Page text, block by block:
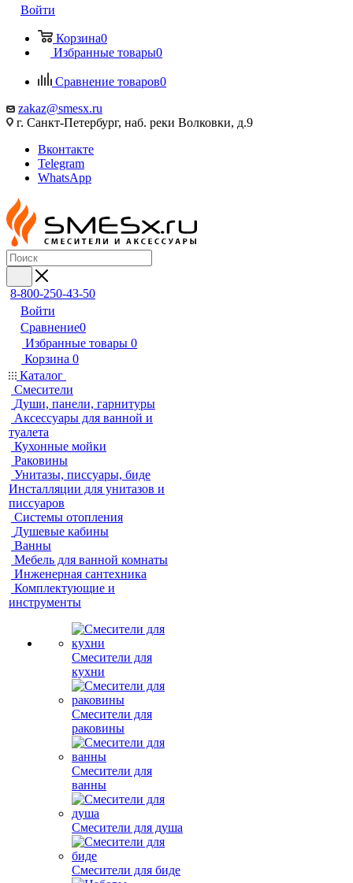
Войти
Корзина0
Избранные товары0
Сравнение товаров0
zakaz@smesx.ru
г. Санкт-Петербург, наб. реки Волковки, д.9
Вконтакте
Telegram
WhatsApp
8-800-250-43-50
Войти
Сравнение0
Избранные товары 0
Корзина 0
Каталог
Смесители
Души, панели, гарнитуры
Аксессуары для ванной и
туалета
Кухонные мойки
Раковины
Унитазы, писсуары, биде
Инсталляции для унитазов и
писсуаров
Системы отопления
Душевые кабины
Ванны
Мебель для ванной комнаты
Инженерная сантехника
Комплектующие и
инструменты
Смесители для
кухни
Смесители для
раковины
Смесители для
ванны
Смесители для душа
Смесители для биде